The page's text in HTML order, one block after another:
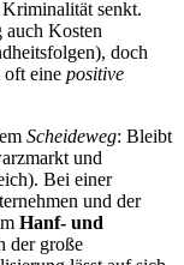
senkt.
auch Kosten
doch
oft eine positive
Scheideweg: Bleibt
und
Bei einer
und der
Hanf- und
der große